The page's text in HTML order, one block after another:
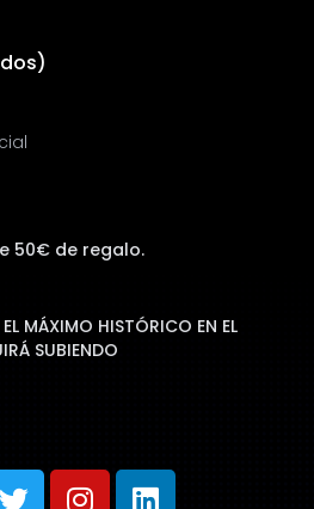
50€ de regalo.
MÁXIMO HISTÓRICO EN EL
SUBIENDO